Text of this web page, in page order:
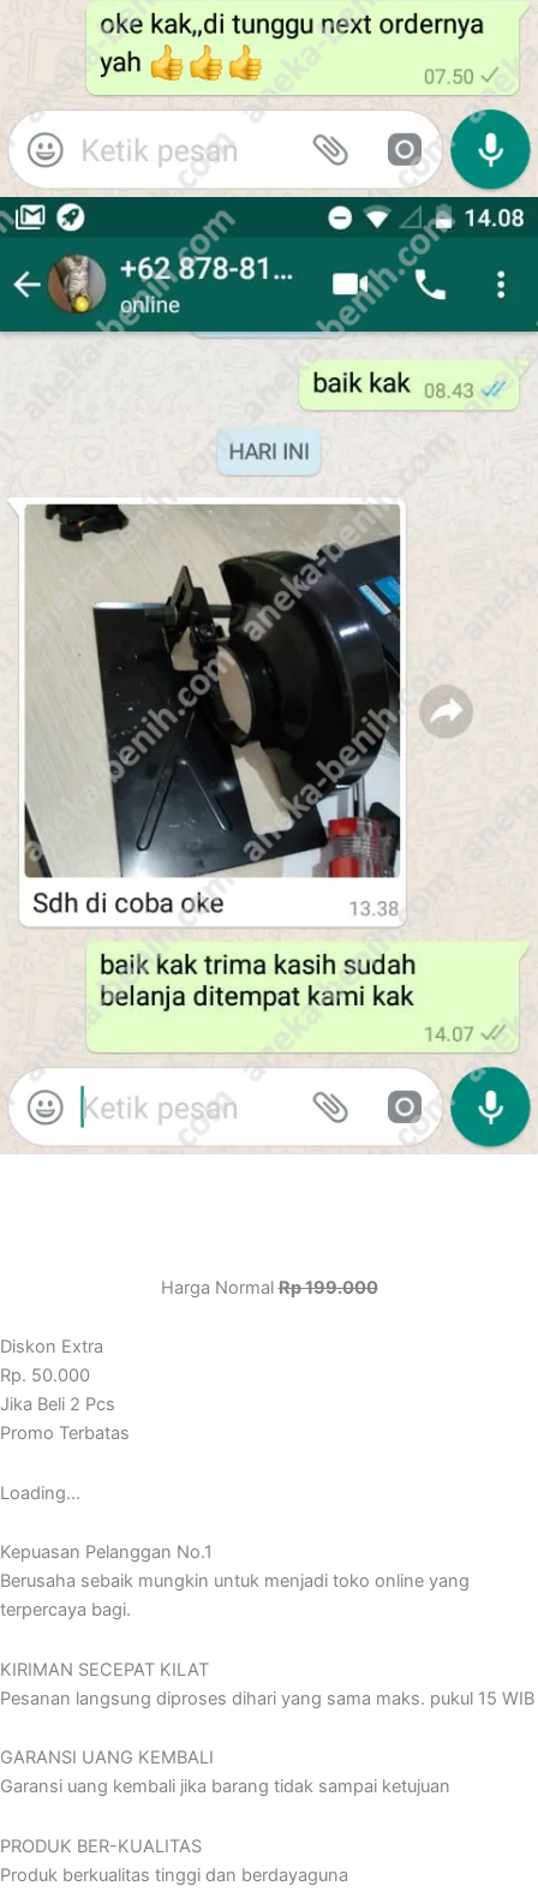
Harga NormalRp 199.000
Diskon Extra
Rp. 50.000
Jika Beli 2 Pcs
Promo Terbatas
Loading…
Kepuasan Pelanggan No.1
Berusaha sebaik mungkin untuk menjadi toko online yang
terpercaya bagi.
KIRIMAN SECEPAT KILAT
Pesanan langsung diproses dihari yang sama maks. pukul 15 WIB
GARANSI UANG KEMBALI
Garansi uang kembali jika barang tidak sampai ketujuan
PRODUK BER-KUALITAS
Produk berkualitas tinggi dan berdayaguna